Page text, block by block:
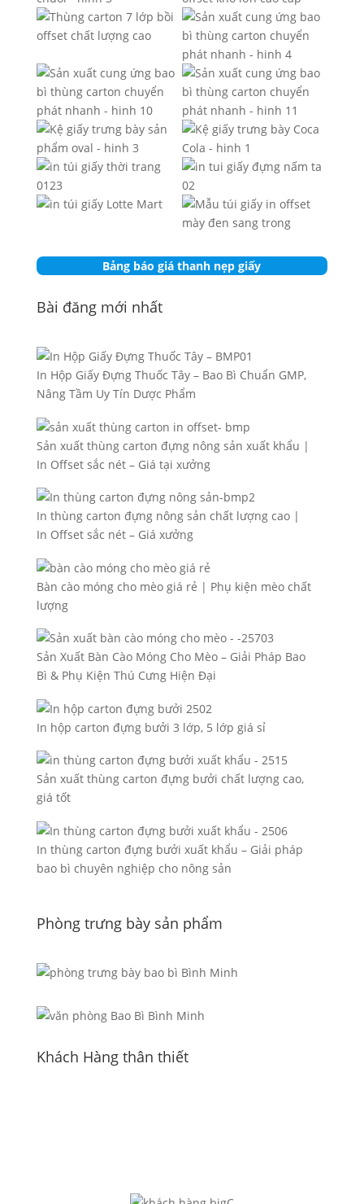
Bảng báo giá thanh nẹp giấy
Bài đăng mới nhất
In Hộp Giấy Đựng Thuốc Tây – Bao Bì Chuẩn GMP,
Nâng Tầm Uy Tín Dược Phẩm
Sản xuất thùng carton đựng nông sản xuất khẩu |
In Offset sắc nét – Giá tại xưởng
In thùng carton đựng nông sản chất lượng cao |
In Offset sắc nét – Giá xưởng
Bàn cào móng cho mèo giá rẻ | Phụ kiện mèo chất
lượng
Sản Xuất Bàn Cào Móng Cho Mèo – Giải Pháp Bao
Bì & Phụ Kiện Thú Cưng Hiện Đại
In hộp carton đựng bưởi 3 lớp, 5 lớp giá sỉ
Sản xuất thùng carton đựng bưởi chất lượng cao,
giá tốt
In thùng carton đựng bưởi xuất khẩu – Giải pháp
bao bì chuyên nghiệp cho nông sản
Phòng trưng bày sản phẩm
Khách Hàng thân thiết